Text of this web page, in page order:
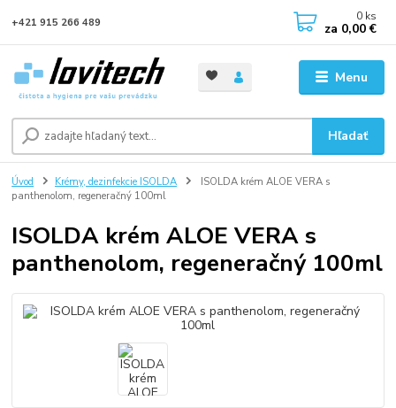
Menu
Hľadať
+421 915 266 489 0 ks
za 0,00 €
Úvod Krémy, dezinfekcie ISOLDA
ISOLDA krém ALOE VERA s
panthenolom, regeneračný 100ml
ISOLDA krém ALOE VERA s
panthenolom, regeneračný 100ml